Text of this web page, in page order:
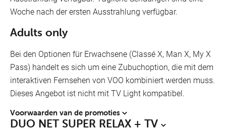
Woche nach der ersten Ausstrahlung verfügbar.
Adults only
Bei den Optionen für Erwachsene (Classé X, Man X, My X
Pass) handelt es sich um eine Zubuchoption, die mit dem
interaktiven Fernsehen von VOO kombiniert werden muss.
Dieses Angebot ist nicht mit TV Light kompatibel.
Voorwaarden van de promoties
DUO NET SUPER RELAX + TV